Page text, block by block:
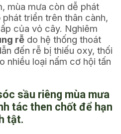
mùa mưa còn dễ phát
phát triển trên thân cành,
của vỏ cây. Nghiêm
rễ do hệ thống thoát
đến rễ bị thiếu oxy, thối
nhiều loại nấm cơ hội tấn
sầu riêng mùa mưa
tác then chốt để hạn
tật.